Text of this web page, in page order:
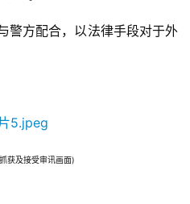
警方配合，以法律手段对于外
获及接受审讯画面)